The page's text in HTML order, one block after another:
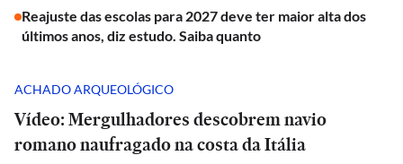
Reajuste das escolas para 2027 deve ter maior alta dos
últimos anos, diz estudo. Saiba quanto
ACHADO ARQUEOLÓGICO
Vídeo: Mergulhadores descobrem navio
romano naufragado na costa da Itália